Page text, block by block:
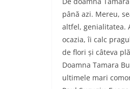
până azi. Mereu,
altfel, genialitatea.
ocazia, îi calc
de flori și câteva
Doamna Tamara
ultimele mari